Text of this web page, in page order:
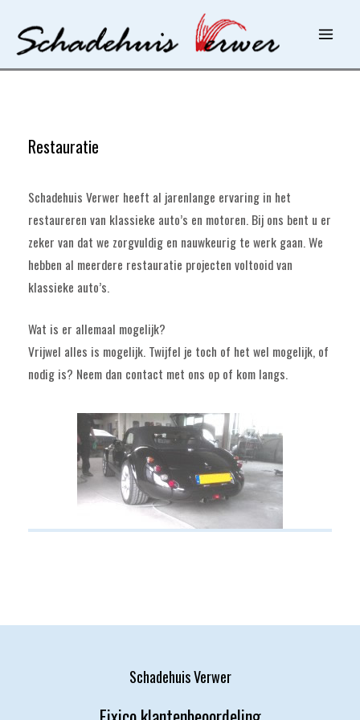
naar
Restauratie
Schadehuis Verwer heeft al jarenlange ervaring in het
restaureren van klassieke auto’s en motoren. Bij ons bent u er
zeker van dat we zorgvuldig en nauwkeurig te werk gaan. We
hebben al meerdere restauratie projecten voltooid van
klassieke auto’s.
Wat is er allemaal mogelijk?
Vrijwel alles is mogelijk. Twijfel je toch of het wel mogelijk, of
nodig is? Neem dan contact met ons op of kom langs.
Schadehuis Verwer